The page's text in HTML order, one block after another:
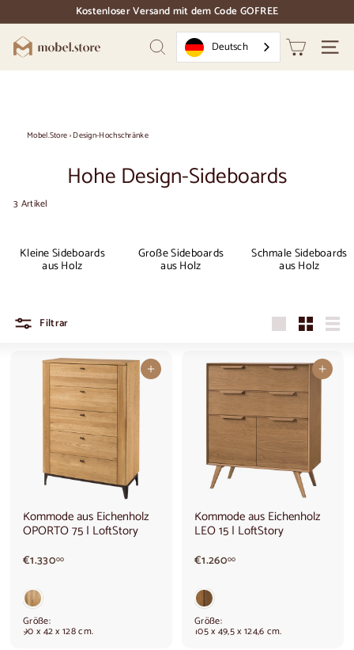
Inhalt Dias
Pause
Kostenloser Versand mit dem Code GOFREE
M
o
o
e
Suchen Deutsch
Mobel.Store›Design-Hochschränke
Hohe Design-Sideboards
3 Artikel
Kleine Sideboards
aus Holz
Große Sideboards
aus Holz
Schmale Sideboards
aus Holz
Filtrar
Groß Klein Liste
In den Warenkorb legen
Kommode aus Eichenholz
OPORTO 75 | LoftStory
€1.33000€
0
Größe:
90 x 42 x 128 cm.
In den Warenkorb legen
Kommode aus Eichenholz
LEO 15 | LoftStory
€1.26000€
0
Größe:
105 x 49,5 x 124,6 cm.